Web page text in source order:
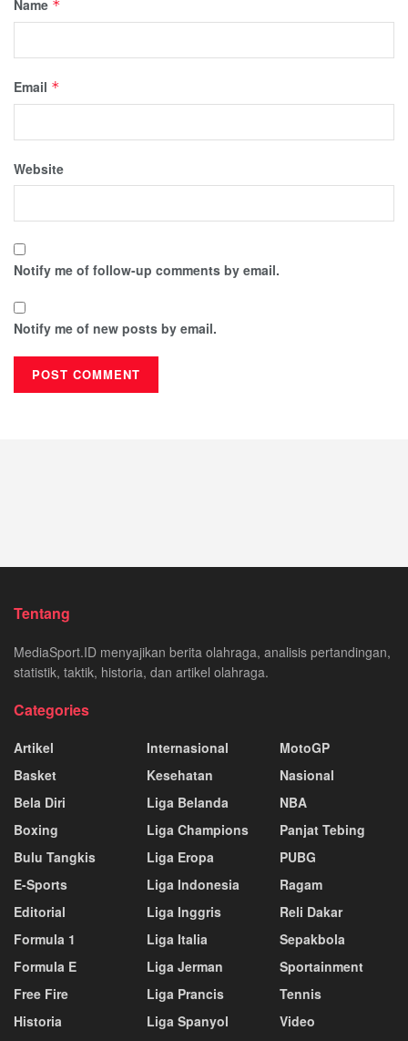
Name *
Email *
Website
Notify me of follow-up comments by email.
Notify me of new posts by email.
Tentang
MediaSport.ID menyajikan berita olahraga, analisis pertandingan,
statistik, taktik, historia, dan artikel olahraga.
Categories
Artikel
Basket
Bela Diri
Boxing
Bulu Tangkis
E-Sports
Editorial
Formula 1
Formula E
Free Fire
Historia
Internasional
Kesehatan
Liga Belanda
Liga Champions
Liga Eropa
Liga Indonesia
Liga Inggris
Liga Italia
Liga Jerman
Liga Prancis
Liga Spanyol
MotoGP
Nasional
NBA
Panjat Tebing
PUBG
Ragam
Reli Dakar
Sepakbola
Sportainment
Tennis
Video